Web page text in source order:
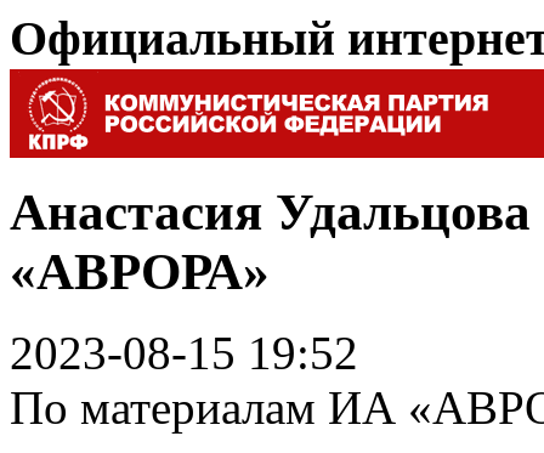
Официальный
Анастасия
«АВРОРА»
2023-08-15 19:52
По материалам ИА